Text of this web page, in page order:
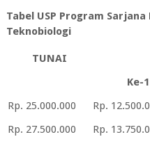
Tabel USP Program
Teknobiologi
TUNAI
Ke-1
Rp. 25.000.000
Rp.
Rp. 27.500.000
Rp.